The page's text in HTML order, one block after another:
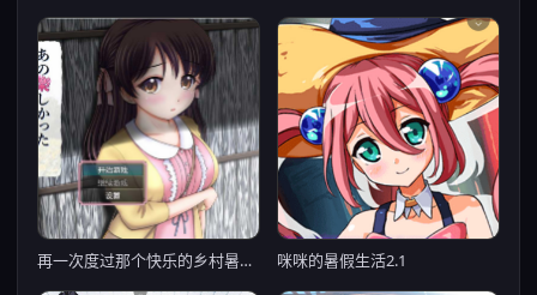
再一次度过那个快乐的乡村暑假V2022.10.23【20221229】 咪咪的暑假生活2.1